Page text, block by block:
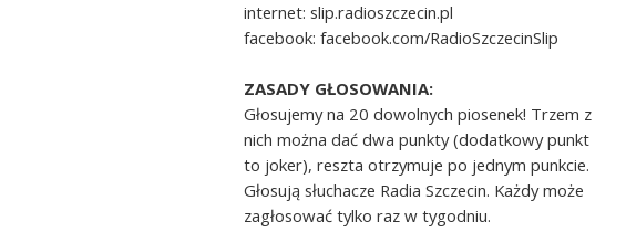
internet: slip.radioszczecin.pl
facebook: facebook.com/RadioSzczecinSlip
ZASADY GŁOSOWANIA:
Głosujemy na 20 dowolnych piosenek! Trzem z
nich można dać dwa punkty (dodatkowy punkt
to joker), reszta otrzymuje po jednym punkcie.
Głosują słuchacze Radia Szczecin. Każdy może
zagłosować tylko raz w tygodniu.